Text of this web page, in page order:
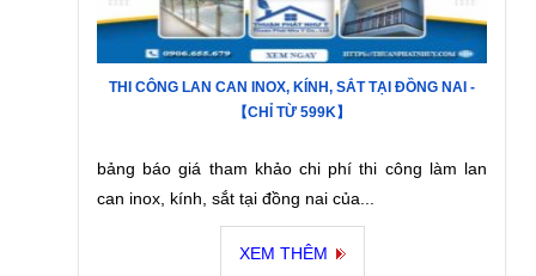
THI CÔNG LAN CAN INOX, KÍNH, SẮT TẠI ĐỒNG NAI -
【CHỈ TỪ 599K】
bảng báo giá tham khảo chi phí thi công làm lan
can inox, kính, sắt tại đồng nai của...
XEM THÊM